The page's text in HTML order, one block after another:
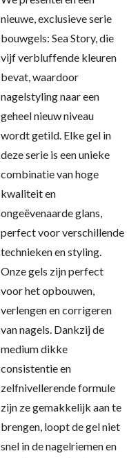
nieuwe, exclusieve serie
bouwgels: Sea Story, die
vijf verbluffende kleuren
bevat, waardoor
nagelstyling naar een
geheel nieuw niveau
wordt getild. Elke gel in
deze serie is een unieke
combinatie van hoge
kwaliteit en
ongeëvenaarde glans,
perfect voor verschillende
technieken en styling.
Onze gels zijn perfect
voor het opbouwen,
verlengen en corrigeren
van nagels. Dankzij de
medium dikke
consistentie en
zelfnivellerende formule
zijn ze gemakkelijk aan te
brengen, loopt de gel niet
snel in de nagelriemen en